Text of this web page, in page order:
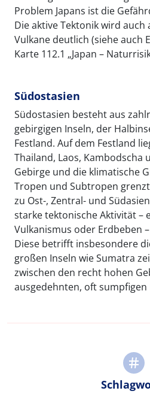
Problem Japans ist die
Die aktive Tektonik wird auch
Vulkane deutlich (siehe auch
Karte 112.1 „Japan –
Südostasien
Südostasien besteht aus
gebirgigen Inseln, der
Festland. Auf dem Festland
Thailand, Laos, Kambodscha
Gebirge und die klimatische
Tropen und Subtropen
zu Ost-, Zentral- und
starke tektonische Aktivität –
Vulkanismus oder Erdbeben
Diese betrifft insbesondere
großen Inseln wie Sumatra
zwischen den recht hohen
ausgedehnten, oft sumpfigen